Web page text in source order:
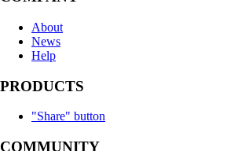
About
News
Help
PRODUCTS
"Share" button
COMMUNITY